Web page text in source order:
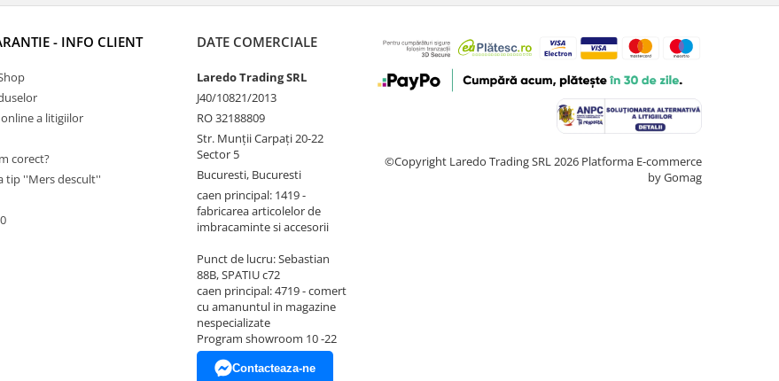
- INFO CLIENT
a litigiilor
corect?
tip ''Mers descult''
DATE COMERCIALE
Laredo Trading SRL
J40/10821/2013
RO 32188809
Str. Munții Carpați 20-22
Sector 5
Bucuresti, Bucuresti
caen principal: 1419 -
fabricarea articolelor de
imbracaminte si accesorii
Punct de lucru: Sebastian
88B, SPATIU c72
caen principal: 4719 - comert
cu amanuntul in magazine
nespecializate
Program showroom 10 -22
Contacteaza-ne
©Copyright Laredo Trading SRL 2026 Platforma E-commerce
by Gomag